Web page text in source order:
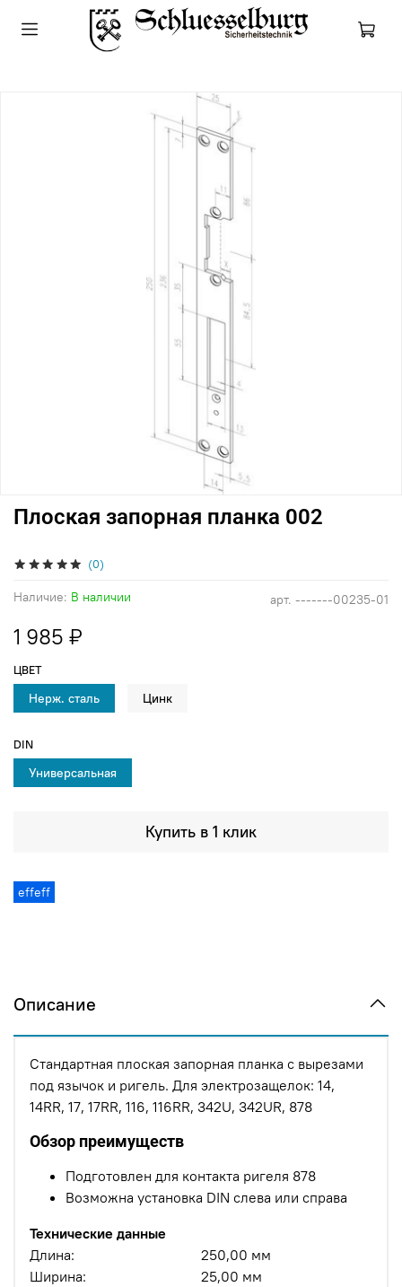
(0)
арт. -------00235-01
Наличие: В наличии
effeff
Плоская запорная планка 002
1 985 ₽
Купить в 1 клик
ЦВЕТ
Нерж. сталь Цинк
DIN
Универсальная
Описание
Стандартная плоская запорная планка с вырезами
под язычок и ригель. Для электрозащелок: 14,
14RR, 17, 17RR, 116, 116RR, 342U, 342UR, 878
Обзор преимуществ
Подготовлен для контакта ригеля 878
Возможна установка DIN слева или справа
Технические данные
Длина:
250,00 мм
Ширина:
25,00 мм